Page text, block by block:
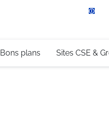
+33 (0)4 79 96 30
Bons plans Sites CSE &